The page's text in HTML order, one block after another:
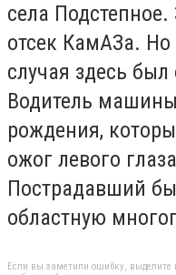
села
отсек КамАЗа. Но
случая здесь
Водитель
рождения,
ожог левого
Пострадавший
областную
Если вы заметили ошибку, выделите